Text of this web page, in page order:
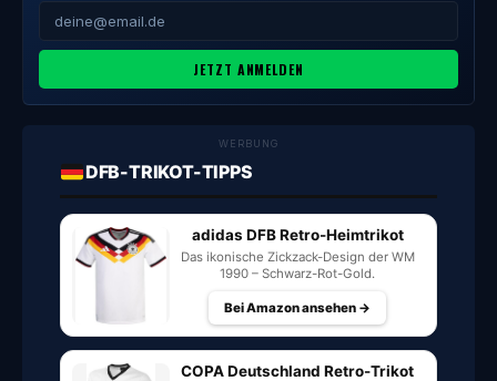
JETZT ANMELDEN
WERBUNG
DFB-TRIKOT-TIPPS
adidas DFB Retro-Heimtrikot
Das ikonische Zickzack-Design der WM
1990 – Schwarz-Rot-Gold.
Bei Amazon ansehen →
COPA Deutschland Retro-Trikot